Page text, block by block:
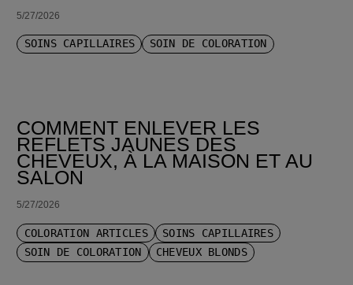
5/27/2026
SOINS CAPILLAIRES SOIN DE COLORATION
COMMENT ENLEVER LES
REFLETS JAUNES DES
CHEVEUX, À LA MAISON ET AU
SALON
5/27/2026
COLORATION ARTICLES
SOINS CAPILLAIRES
SOIN DE COLORATION
CHEVEUX BLONDS